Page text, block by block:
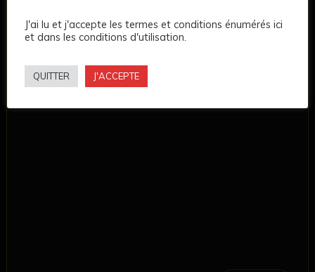
J'ai lu et j'accepte les termes et conditions énumérés ici
et dans les conditions d'utilisation.
QUITTER J'ACCEPTE